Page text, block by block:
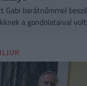
Gabi barátnőmmel
a gondolataival